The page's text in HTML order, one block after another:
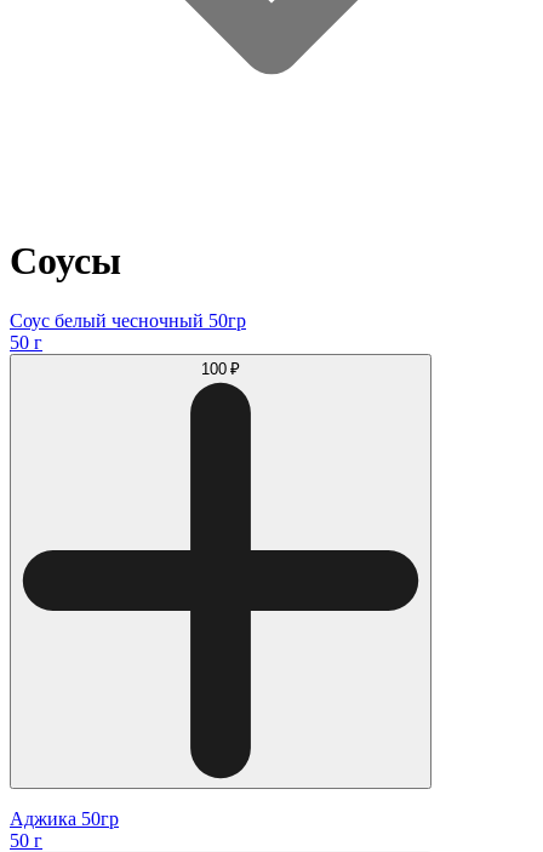
Соусы
Соус белый чесночный 50гр
50 г
100 ₽
Аджика 50гр
50 г